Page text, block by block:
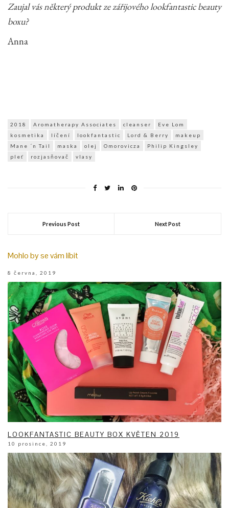
Zaujal vás některý produkt ze zářijového lookfantastic beauty
boxu?
Anna
2018 Aromatherapy Associates cleanser
Eve Lom
kosmetika
líčení lookfantastic Lord & Berry
makeup
Mane ´n Tail
maska olej Omorovicza
Philip Kingsley
pleť
rozjasňovač vlasy
Previous Post Next Post
Mohlo by se vám líbit
8 června, 2019
LOOKFANTASTIC BEAUTY BOX KVĚTEN 2019
10 prosince, 2019